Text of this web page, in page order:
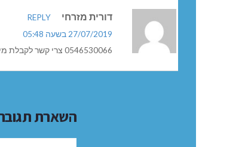
דורית מזרחי
REPLY
27/07/2019 בשעה 05:48
0546530066 צרי קשר לקבלת מידע על החוג .
השארת